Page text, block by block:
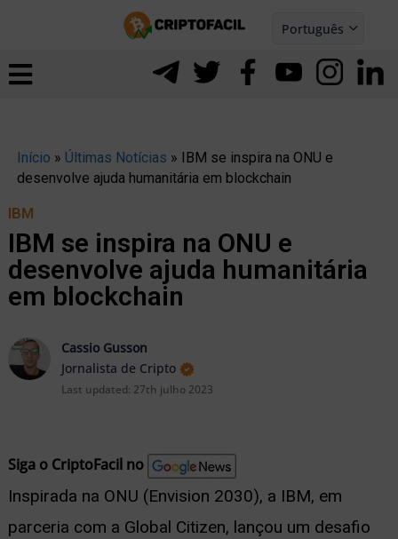
Português
Español
Início » Últimas Notícias »
IBM se inspira na ONU e
desenvolve ajuda humanitária em blockchain
IBM
IBM se inspira na ONU e
desenvolve ajuda humanitária
em blockchain
Cassio Gusson
Jornalista de Cripto
Last updated: 27th julho 2023
Siga o CriptoFacil no
Inspirada na ONU (Envision 2030), a IBM, em
parceria com a Global Citizen, lançou um desafio